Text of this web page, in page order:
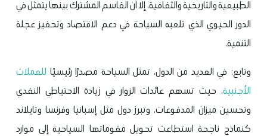
الطبيعية والتاريخية والثقافية، إلا أن القاسم المشترك بينها يتمثل في
الدور الحيوي الذي تلعبه السياحة في دعم الاقتصاد وتحفيز عجلة
التنمية.
وتابع: في العديد من الدول، تمثل السياحة مصدرًا رئيسيًا للعملات
الأجنبية، حيث تسهم عائدات الزوار في زيادة الاحتياطي النقدي
وتحسين ميزان المدفوعات، وتبرز دول مثل إسبانيا وفرنسا وتايلاند
كنماذج ناجحة استطاعت تحويل مقوماتها السياحية إلى موارد